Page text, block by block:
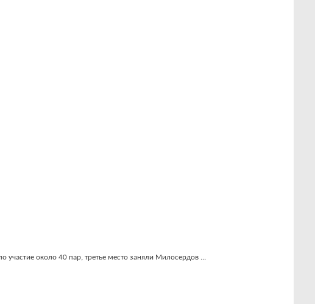
участие около 40 пар, третье место заняли Милосердов ...